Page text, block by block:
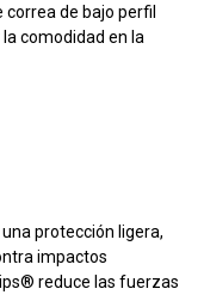
de bajo perfil
comodidad en la
protección ligera,
impactos
reduce las fuerzas